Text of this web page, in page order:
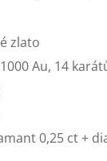
zlato
Au, 14
0,25 ct +